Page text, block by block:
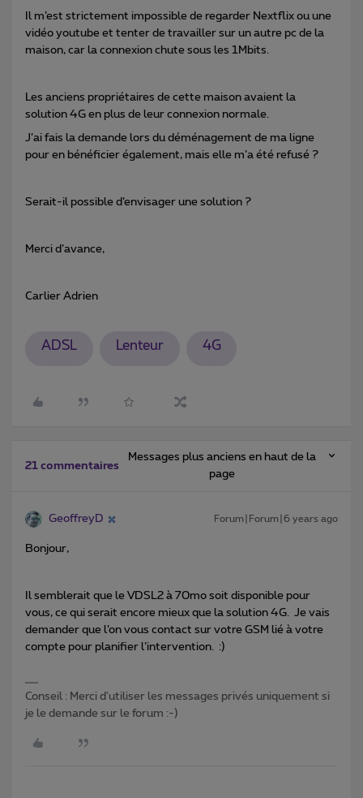
Il m’est strictement impossible de regarder Nextflix ou une
vidéo youtube et tenter de travailler sur un autre pc de la
maison, car la connexion chute sous les 1Mbits.
Les anciens propriétaires de cette maison avaient la
solution 4G en plus de leur connexion normale.
J’ai fais la demande lors du déménagement de ma ligne
pour en bénéficier également, mais elle m’a été refusé ?
Serait-il possible d’envisager une solution ?
Merci d’avance,
Carlier Adrien
ADSL Lenteur 4G
21 commentaires
Messages plus anciens en haut de la
page
GeoffreyD Forum|Forum|6 years ago
Bonjour,
Il semblerait que le VDSL2 à 70mo soit disponible pour
vous, ce qui serait encore mieux que la solution 4G. Je vais
demander que l’on vous contact sur votre GSM lié à votre
compte pour planifier l’intervention. :)
Conseil : Merci d'utiliser les messages privés uniquement si
je le demande sur le forum :-)